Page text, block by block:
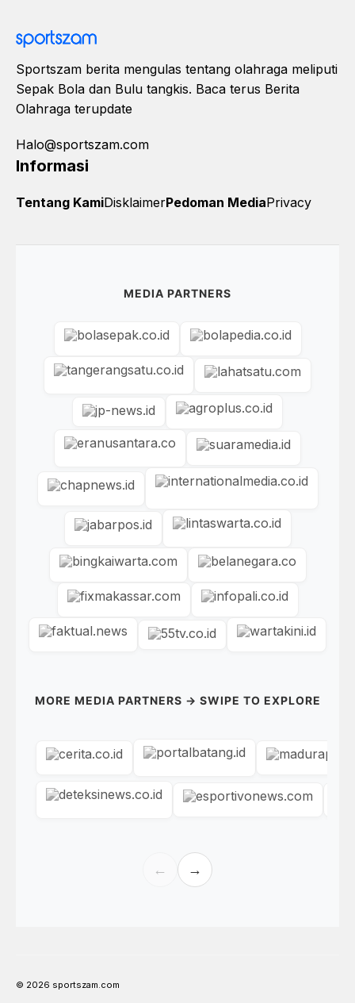
Sportszam berita mengulas tentang olahraga meliputi
Sepak Bola dan Bulu tangkis. Baca terus Berita
Olahraga terupdate
Halo@sportszam.com
Informasi
Tentang KamiDisklaimerPedoman MediaPrivacy
MEDIA PARTNERS
MORE MEDIA PARTNERS → SWIPE TO EXPLORE
← →
© 2026 sportszam.com